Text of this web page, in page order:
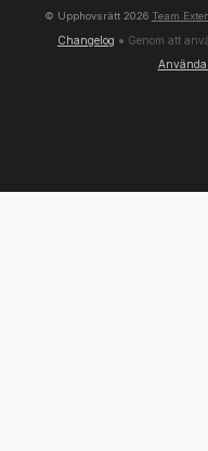
© Upphovsrätt 2026 Team
Changelog ● Genom att